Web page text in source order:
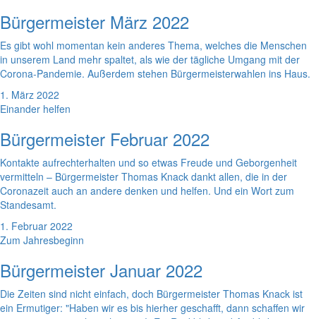
Bürgermeister März 2022
Es gibt wohl momentan kein anderes Thema, welches die Menschen
in unserem Land mehr spaltet, als wie der tägliche Umgang mit der
Corona-Pandemie. Außerdem stehen Bürgermeisterwahlen ins Haus.
1. März 2022
Einander helfen
Bürgermeister Februar 2022
Kontakte aufrechterhalten und so etwas Freude und Geborgenheit
vermitteln – Bürgermeister Thomas Knack dankt allen, die in der
Coronazeit auch an andere denken und helfen. Und ein Wort zum
Standesamt.
1. Februar 2022
Zum Jahresbeginn
Bürgermeister Januar 2022
Die Zeiten sind nicht einfach, doch Bürgermeister Thomas Knack ist
ein Ermutiger: "Haben wir es bis hierher geschafft, dann schaffen wir